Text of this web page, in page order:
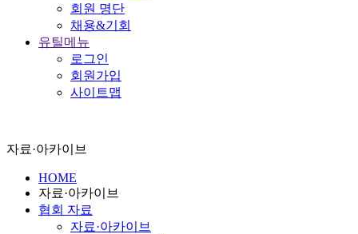
회원 명단
채용&기회
유틸메뉴
로그인
회원가입
사이트맵
자료·아카이브
HOME
자료·아카이브
협회 자료
자료·아카이브